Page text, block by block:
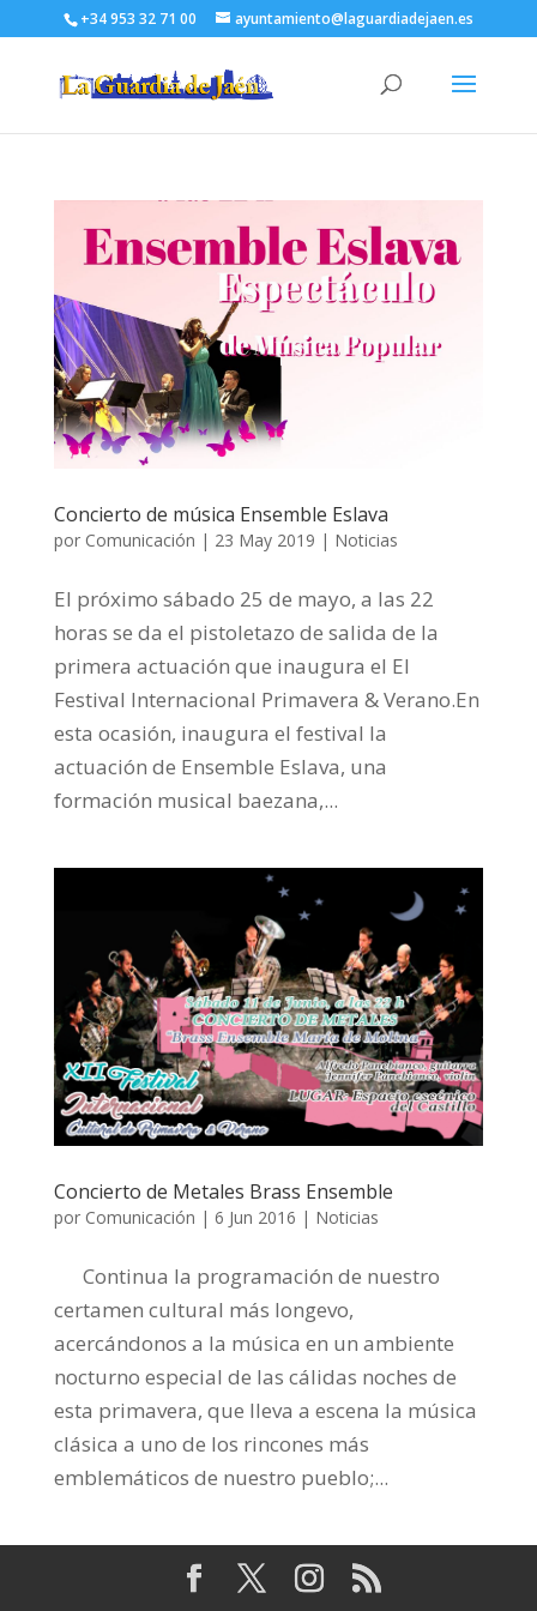
+34 953 32 71 00 ayuntamiento@laguardiadejaen.es
Concierto de música Ensemble Eslava
por Comunicación | 23 May 2019 | Noticias
El próximo sábado 25 de mayo, a las 22
horas se da el pistoletazo de salida de la
primera actuación que inaugura el El
Festival Internacional Primavera & Verano.En
esta ocasión, inaugura el festival la
actuación de Ensemble Eslava, una
formación musical baezana,...
Concierto de Metales Brass Ensemble
por Comunicación | 6 Jun 2016 | Noticias
Continua la programación de nuestro
certamen cultural más longevo,
acercándonos a la música en un ambiente
nocturno especial de las cálidas noches de
esta primavera, que lleva a escena la música
clásica a uno de los rincones más
emblemáticos de nuestro pueblo;...